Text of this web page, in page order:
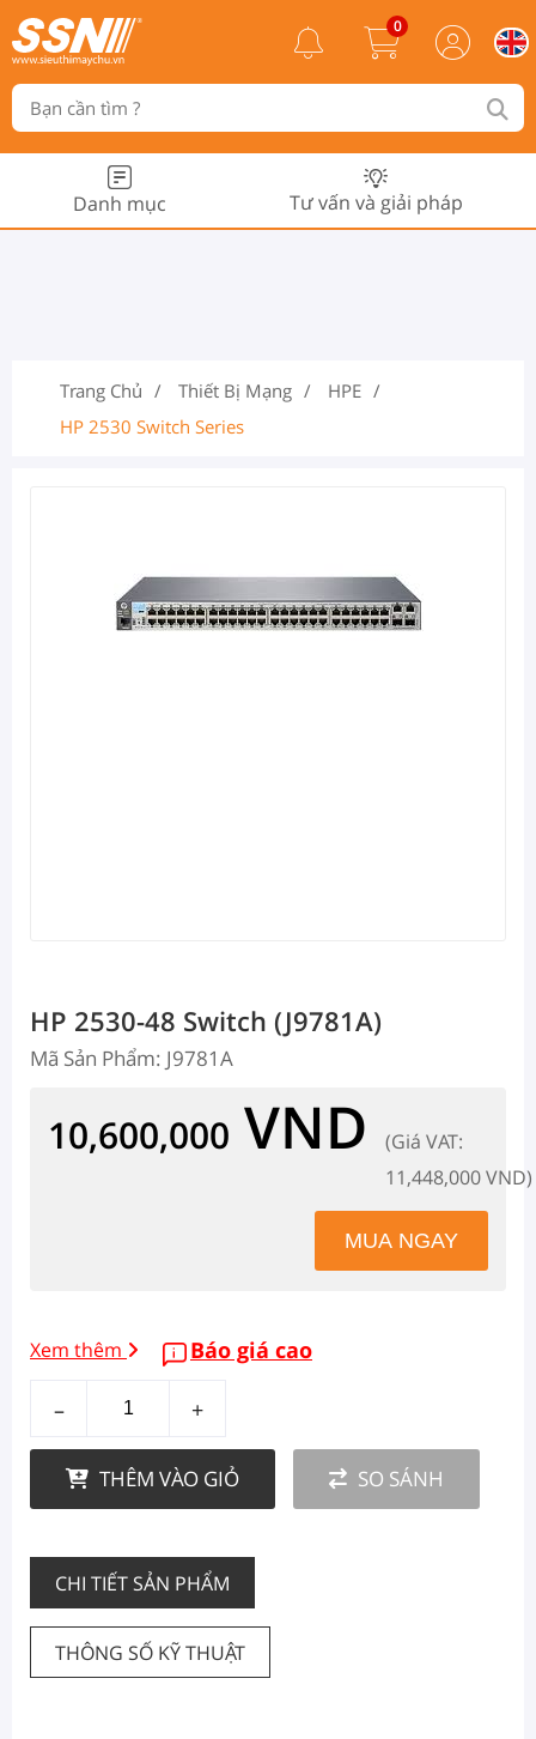
0
Danh mục Tư vấn và giải pháp
Trang Chủ Thiết Bị Mạng
HPE
HP 2530 Switch Series
HP 2530-48 Switch (J9781A)
Mã Sản Phẩm: J9781A
10,600,000 VND
(Giá VAT:
11,448,000 VND)
Xem thêm Báo giá cao
– +
THÊM VÀO GIỎ SO SÁNH
CHI TIẾT SẢN PHẨM
THÔNG SỐ KỸ THUẬT